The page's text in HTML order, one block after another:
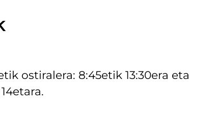
ostiralera: 8:45etik 13:30era eta